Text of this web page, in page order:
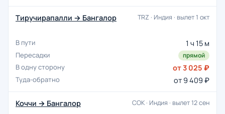
Тиручирапалли → Бангалор TRZ · Индия · вылет 1 окт
1 ч 15 м
прямой
от 3 025 ₽
от 9 409 ₽
Коччи → Бангалор COK · Индия · вылет 12 сен